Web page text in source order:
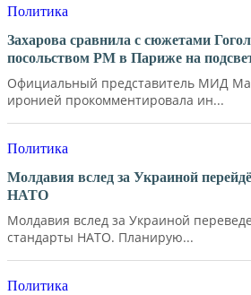
Политика
Захарова сравнила с сюжетами
посольством РМ в Париже на
Официальный представитель МИД
иронией прокомментировала ин...
Политика
Молдавия вслед за Украиной
НАТО
Молдавия вслед за Украиной
стандарты НАТО. Планирую...
Политика